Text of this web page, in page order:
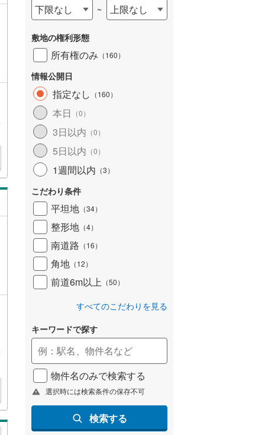
下限なし ~ 上限なし
敷地の権利形態
所有権のみ （160）
情報公開日
指定なし （160）
本日 （0）
3日以内 （0）
5日以内 （0）
1週間以内 （3）
こだわり条件
平坦地 （34）
整形地 （4）
南道路 （16）
角地 （12）
前道6m以上 （50）
すべてのこだわりを見る
キーワードで探す
物件名のみで検索する
選択時には検索条件の保存不可
検索する